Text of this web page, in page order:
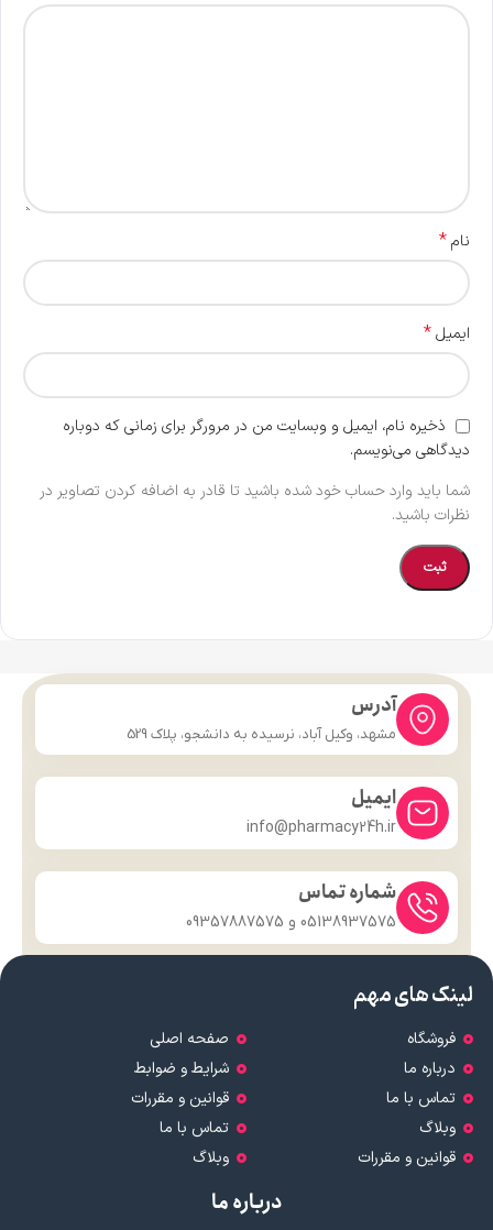
نام*
ایمیل*
ذخیره نام، ایمیل و وبسایت من در مرورگر برای زمانی که دوباره
دیدگاهی می‌نویسم.
شما باید وارد حساب خود شده باشید تا قادر به اضافه کردن تصاویر در
نظرات باشید.
آدرس
مشهد، وکیل آباد، نرسیده به دانشجو، پلاک 529
ایمیل
info@pharmacy24h.ir
شماره تماس
05138937575 و 09357887575
لینک های مهم
فروشگاه
درباره ما
تماس با ما
وبلاگ
قوانین و مقررات
صفحه اصلی
شرایط و ضوابط
قوانین و مقررات
تماس با ما
وبلاگ
درباره ما